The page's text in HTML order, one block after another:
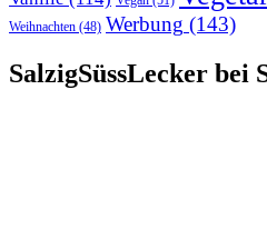
Weihnachten (48) Werbung (143)
SalzigSüssLecker bei